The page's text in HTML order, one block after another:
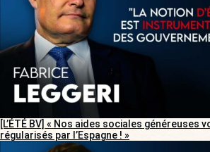
[L’ÉTÉ BV] « Nos aides sociales
régularisés par l’Espagne ! »